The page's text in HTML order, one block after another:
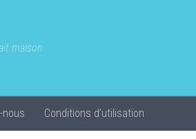
maison
nous Conditions d’utilisation